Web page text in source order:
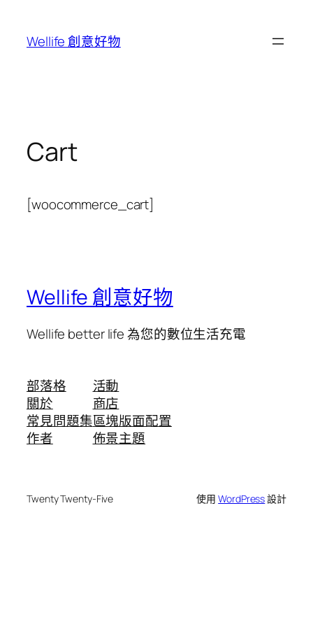
Wellife 創意好物
Cart
[woocommerce_cart]
Wellife 創意好物
Wellife better life 為您的數位生活充電
部落格
關於
常見問題集
作者
活動
商店
區塊版面配置
佈景主題
Twenty Twenty-Five 使用WordPress設計